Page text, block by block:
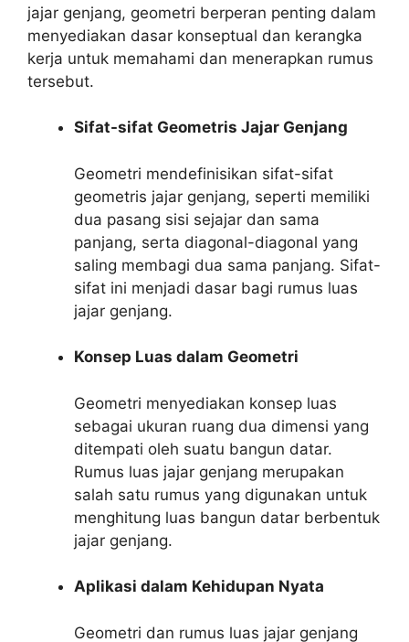
jajar genjang, geometri berperan penting dalam
menyediakan dasar konseptual dan kerangka
kerja untuk memahami dan menerapkan rumus
tersebut.
Sifat-sifat Geometris Jajar Genjang
Geometri mendefinisikan sifat-sifat
geometris jajar genjang, seperti memiliki
dua pasang sisi sejajar dan sama
panjang, serta diagonal-diagonal yang
saling membagi dua sama panjang. Sifat-
sifat ini menjadi dasar bagi rumus luas
jajar genjang.
Konsep Luas dalam Geometri
Geometri menyediakan konsep luas
sebagai ukuran ruang dua dimensi yang
ditempati oleh suatu bangun datar.
Rumus luas jajar genjang merupakan
salah satu rumus yang digunakan untuk
menghitung luas bangun datar berbentuk
jajar genjang.
Aplikasi dalam Kehidupan Nyata
Geometri dan rumus luas jajar genjang